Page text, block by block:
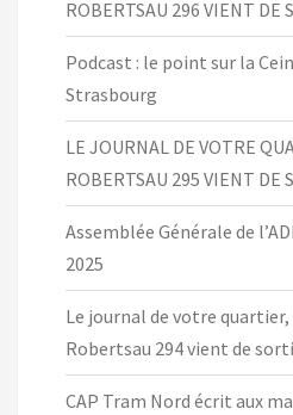
ROBERTSAU 296 VIENT DE
Podcast : le point sur la
Strasbourg
LE JOURNAL DE VOTRE
ROBERTSAU 295 VIENT DE
Assemblée Générale de
2025
Le journal de votre quartier,
Robertsau 294 vient de
CAP Tram Nord écrit aux